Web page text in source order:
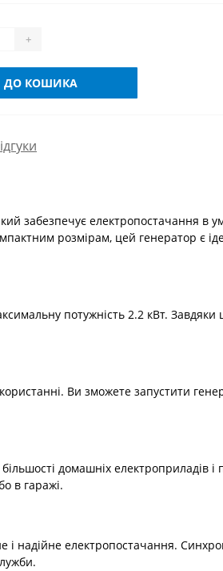
+
ДО КОШИКА
забезпечує електропостачання в
розмірам, цей генератор є
потужність 2.2 кВт.
Ви зможете запустити
домашніх електроприладів і
в гаражі.
надійне електропостачання.